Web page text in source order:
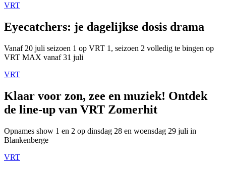
VRT
Eyecatchers: je dagelijkse dosis drama
Vanaf 20 juli seizoen 1 op VRT 1, seizoen 2 volledig te bingen op
VRT MAX vanaf 31 juli
VRT
Klaar voor zon, zee en muziek! Ontdek
de line-up van VRT Zomerhit
Opnames show 1 en 2 op dinsdag 28 en woensdag 29 juli in
Blankenberge
VRT